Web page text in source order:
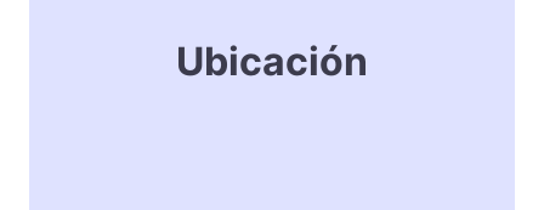
Ubicación